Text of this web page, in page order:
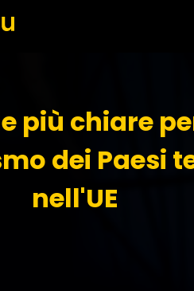
più chiare
dei Paesi
nell'UE